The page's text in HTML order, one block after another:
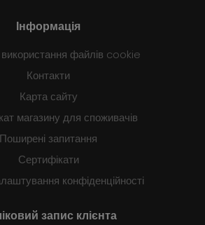
Інформація
використання файлів cookie
Контакти
Карта сайту
магазину для споживачів
Поширені запитання
Сертифікати
конфіденційності
запис клієнта